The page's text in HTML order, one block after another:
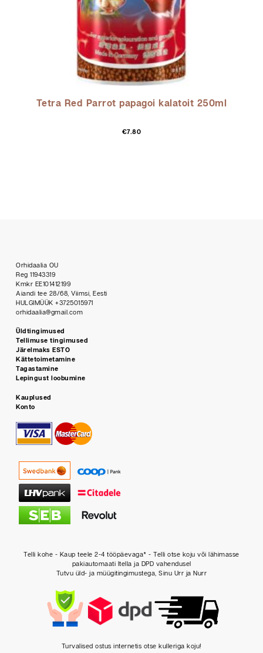
Tetra Red Parrot papagoi kalatoit 250ml
€7.80
Orhidaalia OU
Reg 11943319
Kmkr EE101412199
Aiandi tee 28/68, Viimsi, Eesti
HULGIMÜÜK +3725015971
orhidaalia@gmail.com
Üldtingimused
Tellimuse tingimused
Järelmaks ESTO
Kättetoimetamine
Tagastamine
Lepingust loobumine
Kauplused
Konto
Telli kohe - Kaup teele 2-4 tööpäevaga* - Telli otse koju või lähimasse
pakiautomaati Itella ja DPD vahendusel
Tutvu üld- ja müügitingimustega, Sinu Urr ja Nurr
Turvalised ostus internetis otse kulleriga koju!